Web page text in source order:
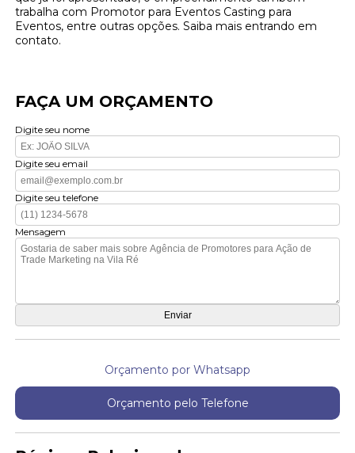
trabalha com Promotor para Eventos Casting para
Eventos, entre outras opções. Saiba mais entrando em
contato.
FAÇA UM ORÇAMENTO
Digite seu nome
Digite seu email
Digite seu telefone
Mensagem
Orçamento por Whatsapp
Orçamento pelo Telefone